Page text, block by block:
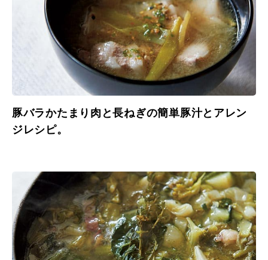
豚バラかたまり肉と長ねぎの簡単豚汁とアレン
ジレシピ。